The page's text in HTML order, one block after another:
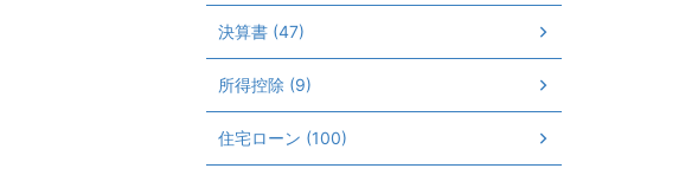
決算書 (47)
所得控除 (9)
住宅ローン (100)